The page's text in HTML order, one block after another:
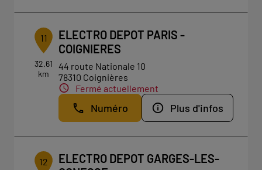
11
32.61
km
ELECTRO DEPOT PARIS -
COIGNIERES
44 route Nationale 10
78310 Coignières
Fermé actuellement
Numéro Plus d'infos
12
ELECTRO DEPOT GARGES-LES-